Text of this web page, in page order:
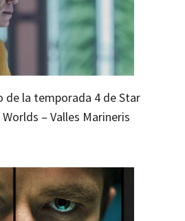
de la temporada 4 de Star
– Valles Marineris